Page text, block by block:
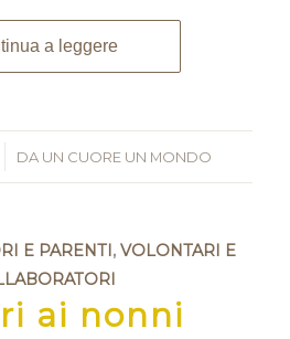
a leggere
DA UN CUORE UN MONDO
E PARENTI,VOLONTARI E
ai nonni